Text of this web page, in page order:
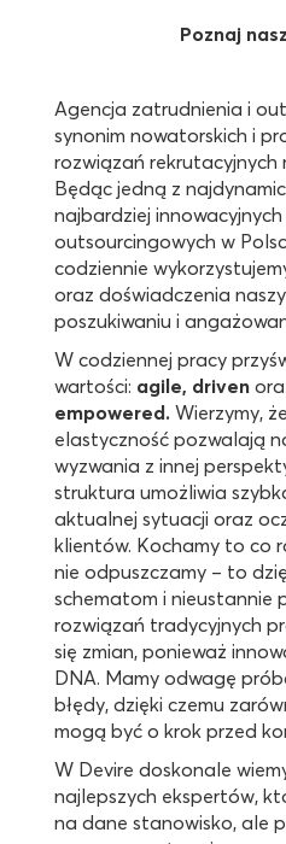
Poznaj
Agencja zatrudnienia i
synonim nowatorskich i
rozwiązań rekrutacyjnych
Będąc jedną z
najbardziej innowacyjnych
outsourcingowych w
codziennie
oraz doświadczenia
poszukiwaniu i
W codziennej pracy
wartości: agile, driven
empowered. Wierzymy,
elastyczność pozwalają
wyzwania z innej
struktura umożliwia
aktualnej sytuacji oraz
klientów. Kochamy to co
nie odpuszczamy – to
schematom i nieustannie
rozwiązań tradycyjnych
się zmian, ponieważ
DNA. Mamy odwagę
błędy, dzięki czemu
mogą być o krok przed
W Devire doskonale
najlepszych ekspertów,
na dane stanowisko, ale